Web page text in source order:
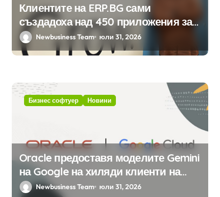
Клиентите на ERP.BG сами
създадоха над 450 приложения за
ERP системата с помощта на
вградения в нея изкуствен
Newbusiness Team юли 31, 2026
Бизнес софтуер Новини
Oracle предоставя моделите Gemini
на Google на хиляди клиенти на
бизнес приложения
Newbusiness Team юли 31, 2026